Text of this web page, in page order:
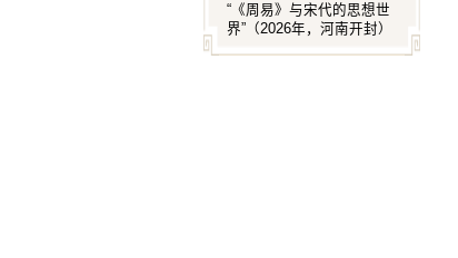
“《周易》与宋代的思想世
界”（2026年，河南开封）